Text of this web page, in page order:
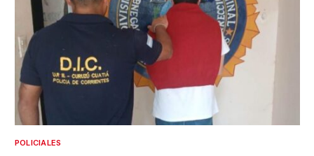
POLICIALES